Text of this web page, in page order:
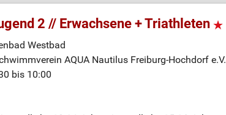
2 // Erwachsene + Triathleten
Westbad
AQUA Nautilus Freiburg-Hochdorf e.V.
bis 10:00